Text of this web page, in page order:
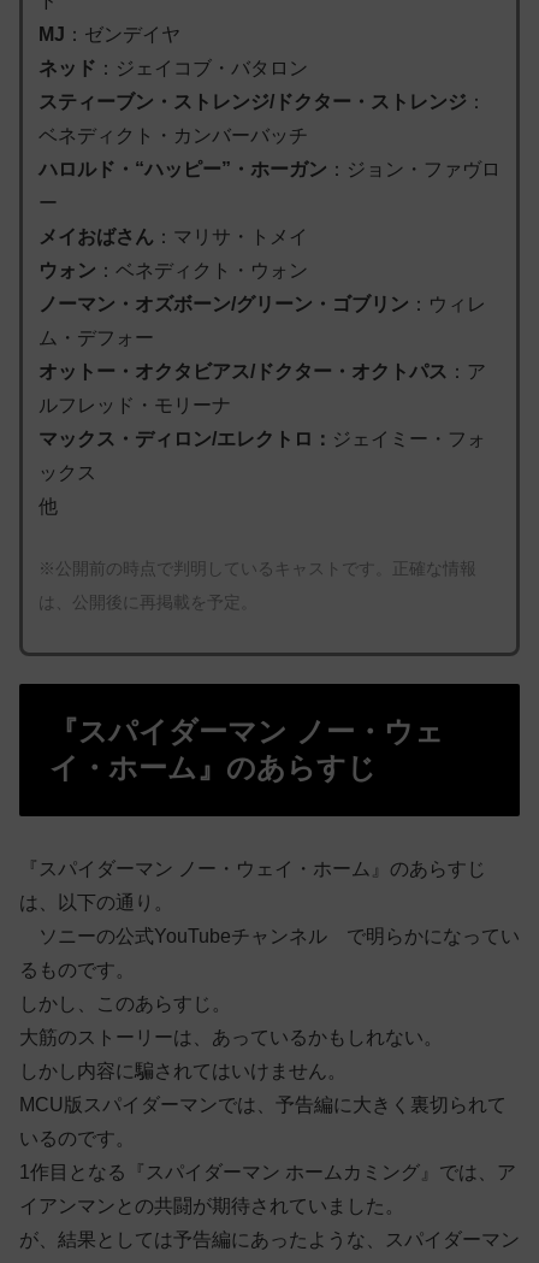
MJ ：ゼンデイヤ
ネッド ： ジェイコブ・バタロン
スティーブン・ストレンジ/ドクター・ストレンジ ：
ベネディクト・カンバーバッチ
ハロルド・“ハッピー”・ホーガン ：ジョン・ファヴロ
ー
メイおばさん：マリサ・トメイ
ウォン ：ベネディクト・ウォン
ノーマン・オズボーン/グリーン・ゴブリン ：ウィレ
ム・デフォー
オットー・オクタビアス/ドクター・オクトパス ：ア
ルフレッド・モリーナ
マックス・ディロン/エレクトロ： ジェイミー・フォ
ックス
他
※公開前の時点で判明しているキャストです。正確な情報
は、公開後に再掲載を予定。
『スパイダーマン ノー・ウェ
イ・ホーム』のあらすじ
『スパイダーマン ノー・ウェイ・ホーム』のあらすじ
は、以下の通り。
ソニーの公式YouTubeチャンネル で明らかになってい
るものです。
しかし、このあらすじ。
大筋のストーリーは、あっているかもしれない。
しかし内容に騙されてはいけません。
MCU版スパイダーマンでは、予告編に大きく裏切られて
いるのです。
1作目となる『スパイダーマン ホームカミング』では、ア
イアンマンとの共闘が期待されていました。
が、結果としては予告編にあったような、スパイダーマン